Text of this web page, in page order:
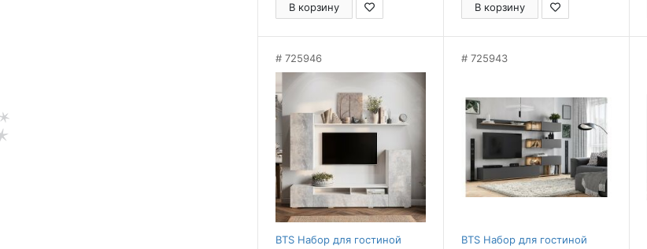
В корзину В корзину
725946
BTS Набор для гостиной
725943
BTS Набор для гостиной